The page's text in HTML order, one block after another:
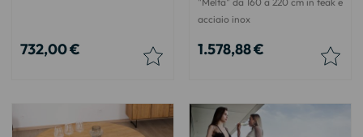
732,00 €
acciaio inox
1.578,88 €